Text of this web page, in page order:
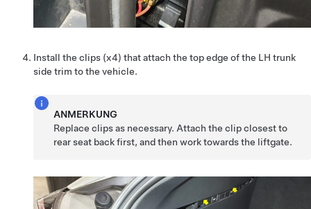
Install the clips (x4) that attach the top edge of the LH trunk
side trim to the vehicle.
ANMERKUNG
Replace clips as necessary. Attach the clip closest to
rear seat back first, and then work towards the liftgate.